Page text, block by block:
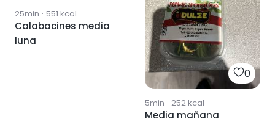
25min · 551 kcal
Calabacines media
luna
0
5min · 252kcal
Media mañana